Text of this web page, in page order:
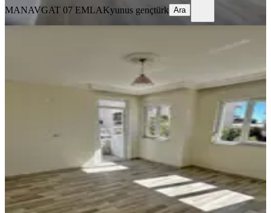
MANAVGAT 07 EMLAKyunus gençtürk Ara
Asansörlü Arakat Daire
Manavgat, Sarılar Mahallesi
120 m²·2. Kat
35.000 ₺
ULUTEN HOMES İbrahim Uluten
Ara